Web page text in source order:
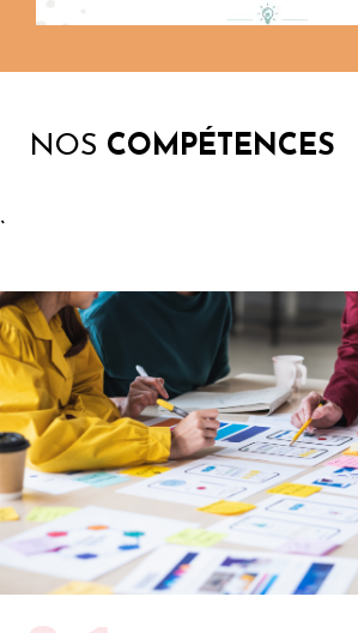
NOS COMPÉTENCES
`